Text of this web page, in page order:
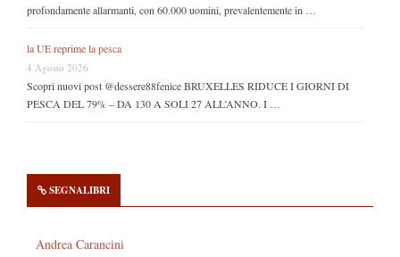
profondamente allarmanti, con 60.000 uomini, prevalentemente in …
la UE reprime la pesca
4 Agosto 2026
Scopri nuovi post @dessere88fenice BRUXELLES RIDUCE I GIORNI DI
PESCA DEL 79% – DA 130 A SOLI 27 ALL’ANNO. I …
SEGNALIBRI
Andrea Carancini